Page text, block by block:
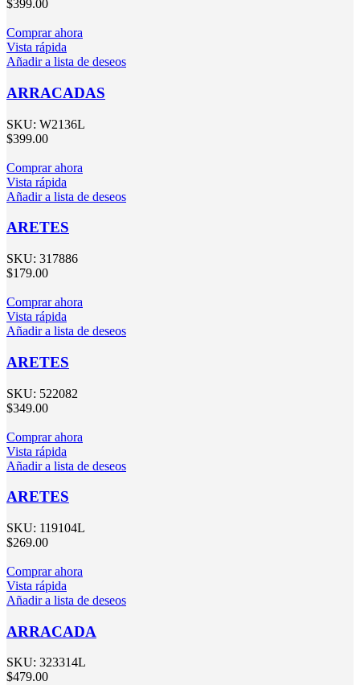
$399.00
Comprar ahora
Vista rápida
Añadir a lista de deseos
ARRACADAS
SKU: W2136L
$399.00
Comprar ahora
Vista rápida
Añadir a lista de deseos
ARETES
SKU: 317886
$179.00
Comprar ahora
Vista rápida
Añadir a lista de deseos
ARETES
SKU: 522082
$349.00
Comprar ahora
Vista rápida
Añadir a lista de deseos
ARETES
SKU: 119104L
$269.00
Comprar ahora
Vista rápida
Añadir a lista de deseos
ARRACADA
SKU: 323314L
$479.00